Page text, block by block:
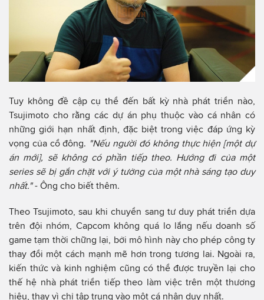
Tuy không đề cập cụ thể đến bất kỳ nhà phát triển nào,
Tsujimoto cho rằng các dự án phụ thuộc vào cá nhân có
những giới hạn nhất định, đặc biệt trong việc đáp ứng kỳ
vọng của cổ đông. "Nếu người đó không thực hiện [một dự
án mới], sẽ không có phần tiếp theo. Hướng đi của một
series sẽ bị gắn chặt với ý tưởng của một nhà sáng tạo duy
nhất."- Ông cho biết thêm.
Theo Tsujimoto, sau khi chuyển sang tư duy phát triển dựa
trên đội nhóm, Capcom không quá lo lắng nếu doanh số
game tạm thời chững lại, bởi mô hình này cho phép công ty
thay đổi một cách mạnh mẽ hơn trong tương lai. Ngoài ra,
kiến thức và kinh nghiệm cũng có thể được truyền lại cho
thế hệ nhà phát triển tiếp theo làm việc trên một thương
hiệu, thay vì chỉ tập trung vào một cá nhân duy nhất.